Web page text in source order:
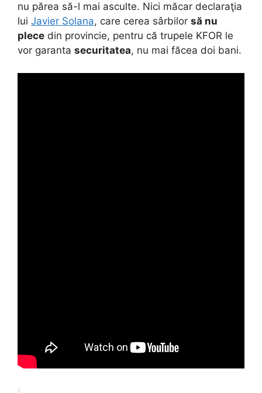
nu părea să-l mai asculte. Nici măcar declaraţia
lui Javier Solana, care cerea sârbilor să nu
plece din provincie, pentru că trupele KFOR le
vor garanta securitatea, nu mai făcea doi bani.